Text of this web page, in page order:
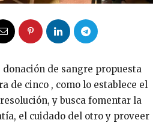
donación de sangre propuesta
de cinco , como lo establece el
y busca fomentar la
el cuidado del otro y proveer